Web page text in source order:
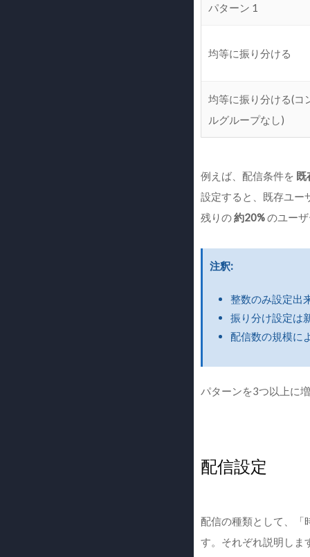
パターン 1
均等に振り分ける
均等に振り分ける(コ
ルグループなし)
例えば、配信条件を 既
設定すると、既存ユー
残りの約20%のユー
注釈
整数のみ設定出
振り分け設定は
配信数の規模に
パターンを3つ以上に
配信設定
配信の種類として、「
す。それぞれ説明しま